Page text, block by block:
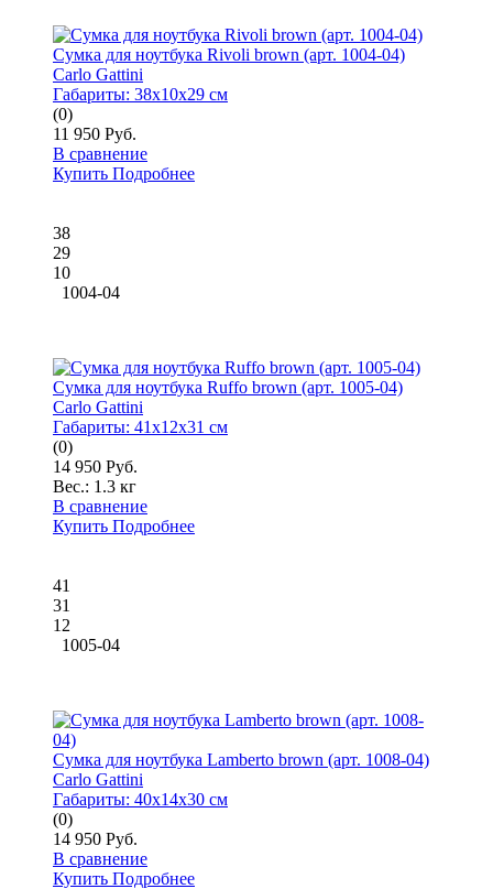
Сумка для ноутбука Rivoli brown (арт. 1004-04)
Carlo Gattini
Габариты: 38x10x29 см
(0)
11 950 Руб.
В сравнение
Купить Подробнее
38
29
10
1004-04
Сумка для ноутбука Ruffo brown (арт. 1005-04)
Carlo Gattini
Габариты: 41x12x31 см
(0)
14 950 Руб.
Вес.: 1.3 кг
В сравнение
Купить Подробнее
41
31
12
1005-04
Сумка для ноутбука Lamberto brown (арт. 1008-04)
Carlo Gattini
Габариты: 40x14x30 см
(0)
14 950 Руб.
В сравнение
Купить Подробнее